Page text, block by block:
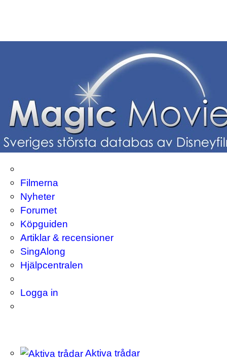
Filmerna
Nyheter
Forumet
Köpguiden
Artiklar & recensioner
SingAlong
Hjälpcentralen
Logga in
Aktiva trådar